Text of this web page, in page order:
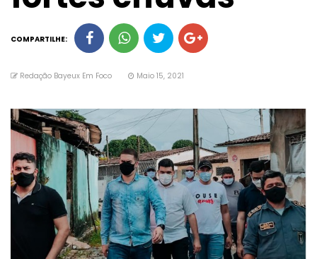
COMPARTILHE:
Redação Bayeux Em Foco Maio 15, 2021